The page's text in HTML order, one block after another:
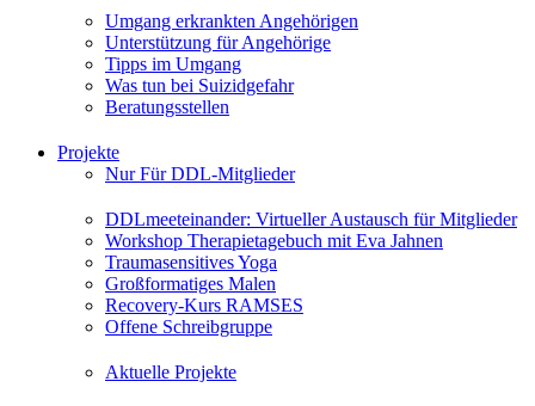
Umgang erkrankten Angehörigen
Unterstützung für Angehörige
Tipps im Umgang
Was tun bei Suizidgefahr
Beratungsstellen
Projekte
Nur Für DDL-Mitglieder
DDLmeeteinander: Virtueller Austausch für Mitglieder
Workshop Therapietagebuch mit Eva Jahnen
Traumasensitives Yoga
Großformatiges Malen
Recovery-Kurs RAMSES
Offene Schreibgruppe
Aktuelle Projekte